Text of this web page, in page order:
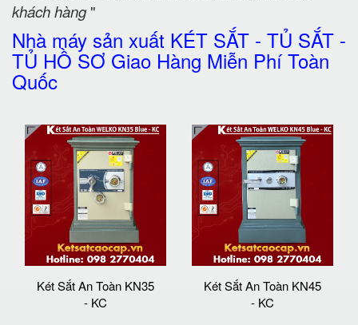
khách hàng"
Nhà máy sản xuất KÉT SẮT - TỦ SẮT -
TỦ HỒ SƠ Giao Hàng Miễn Phí Toàn
Quốc
Két Sắt An Toàn KN35
- KC
Két Sắt An Toàn KN45
- KC